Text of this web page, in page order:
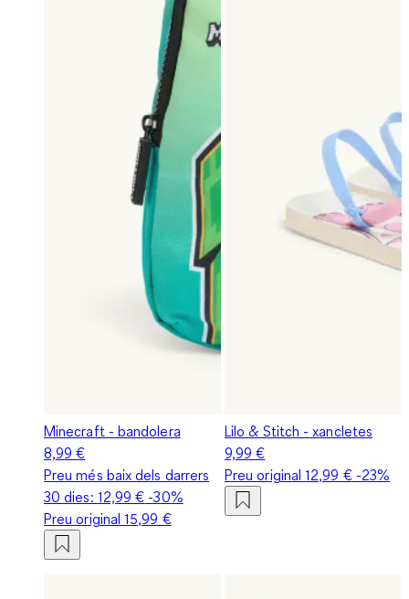
Minecraft - bandolera
8,99 €
Preu més baix dels darrers
30 dies: 12,99 € -30%
Preu original15,99 €
Lilo & Stitch - xancletes
9,99 €
Preu original12,99 €-23%